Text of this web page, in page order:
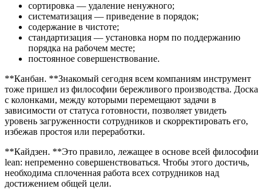
сортировка — удаление ненужного;
систематизация — приведение в порядок;
содержание в чистоте;
стандартизация — установка норм по поддержанию
порядка на рабочем месте;
постоянное совершенствование.
**Канбан. **Знакомый сегодня всем компаниям инструмент
тоже пришел из философии бережливого производства. Доска
с колонками, между которыми перемещают задачи в
зависимости от статуса готовности, позволяет увидеть
уровень загруженности сотрудников и скорректировать его,
избежав простоя или переработки.
**Кайдзен. **Это правило, лежащее в основе всей философии
lean: непременно совершенствоваться. Чтобы этого достичь,
необходима сплоченная работа всех сотрудников над
достижением общей цели.